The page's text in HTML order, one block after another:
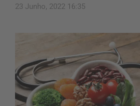
23 Junho, 2022 16:35